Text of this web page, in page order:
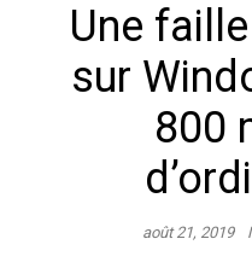
Une
sur
800
août 21, 2019